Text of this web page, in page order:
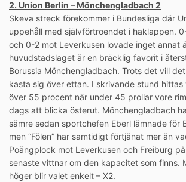
2. Union Berlin – Mönchengladbach 2
Skeva streck förekommer i Bundesliga där
uppehåll med självförtroendet i haklappen.
och 0-2 mot Leverkusen lovade inget annat
huvudstadslaget är en bräcklig favorit i
Borussia Mönchengladbach. Trots det vill
kasta sig över ettan. I skrivande stund
över 55 procent när under 45 prollar vore
dags att blicka österut. Mönchengladbach
sämre sedan sportchefen Eberl lämnade för
men “Fölen” har samtidigt förtjänat mer än
Poängplock mot Leverkusen och Freiburg
senaste vittnar om den kapacitet som finns.
höger blir valet enkelt – X2.